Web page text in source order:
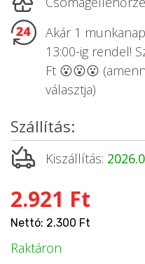
Akár 1
13:00-ig rendel!
Ft 😮😮😮
választja)
Szállítás:
Kiszállítás:
2.921 Ft
Nettó: 2.300 Ft
Raktáron